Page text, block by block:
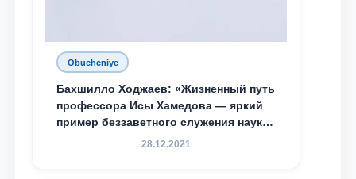
Obucheniye
Бахшилло Ходжаев: «Жизненный путь
профессора Исы Хамедова — яркий
пример беззаветного служения науке,
Родине и воспитанию молодого
28.12.2021